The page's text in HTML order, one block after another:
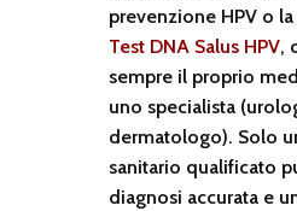
prevenzione HPV o
Test DNA Salus HPV,
sempre il proprio
uno specialista
dermatologo). Solo
sanitario qualificato
diagnosi accurata e